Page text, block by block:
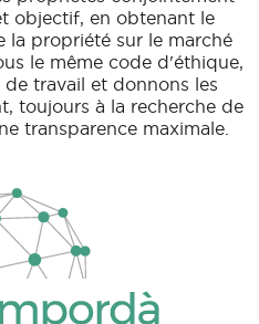
objectif, en obtenant le
la propriété sur le marché
le même code d'éthique,
travail et donnons les
toujours à la recherche de
transparence maximale.